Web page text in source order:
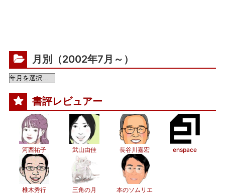
月別（2002年7月～）
書評レビュアー
河西祐子 武山由佳 長谷川嘉宏 enspace
椎木秀行 三角の月 本のソムリエ